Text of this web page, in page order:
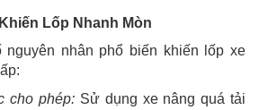
Lốp Nhanh Mòn
nhân phổ biến khiến lốp xe
cho phép: Sử dụng xe nâng quá tải